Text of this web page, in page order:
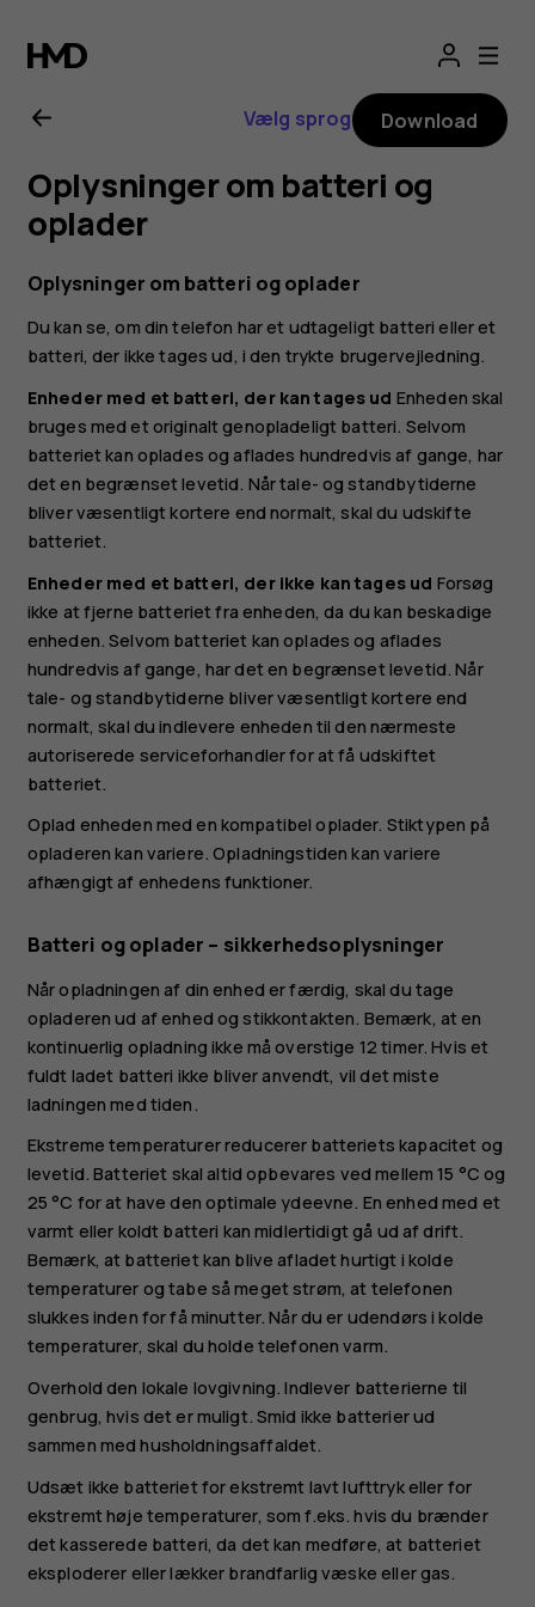
Brugervejledning
til
Nokia
2.1
Vælg sprog Download
Oplysninger om batteri og
oplader
Oplysninger om batteri og oplader
Du kan se, om din telefon har et udtageligt batteri eller et
batteri, der ikke tages ud, i den trykte brugervejledning.
Enheder med et batteri, der kan tages ud Enheden skal
bruges med et originalt genopladeligt batteri. Selvom
batteriet kan oplades og aflades hundredvis af gange, har
det en begrænset levetid. Når tale- og standbytiderne
bliver væsentligt kortere end normalt, skal du udskifte
batteriet.
Enheder med et batteri, der ikke kan tages ud Forsøg
ikke at fjerne batteriet fra enheden, da du kan beskadige
enheden. Selvom batteriet kan oplades og aflades
hundredvis af gange, har det en begrænset levetid. Når
tale- og standbytiderne bliver væsentligt kortere end
normalt, skal du indlevere enheden til den nærmeste
autoriserede serviceforhandler for at få udskiftet
batteriet.
Oplad enheden med en kompatibel oplader. Stiktypen på
opladeren kan variere. Opladningstiden kan variere
afhængigt af enhedens funktioner.
Batteri og oplader – sikkerhedsoplysninger
Når opladningen af din enhed er færdig, skal du tage
opladeren ud af enhed og stikkontakten. Bemærk, at en
kontinuerlig opladning ikke må overstige 12 timer. Hvis et
fuldt ladet batteri ikke bliver anvendt, vil det miste
ladningen med tiden.
Ekstreme temperaturer reducerer batteriets kapacitet og
levetid. Batteriet skal altid opbevares ved mellem 15 °C og
25 °C for at have den optimale ydeevne. En enhed med et
varmt eller koldt batteri kan midlertidigt gå ud af drift.
Bemærk, at batteriet kan blive afladet hurtigt i kolde
temperaturer og tabe så meget strøm, at telefonen
slukkes inden for få minutter. Når du er udendørs i kolde
temperaturer, skal du holde telefonen varm.
Overhold den lokale lovgivning. Indlever batterierne til
genbrug, hvis det er muligt. Smid ikke batterier ud
sammen med husholdningsaffaldet.
Udsæt ikke batteriet for ekstremt lavt lufttryk eller for
ekstremt høje temperaturer, som f.eks. hvis du brænder
det kasserede batteri, da det kan medføre, at batteriet
eksploderer eller lækker brandfarlig væske eller gas.